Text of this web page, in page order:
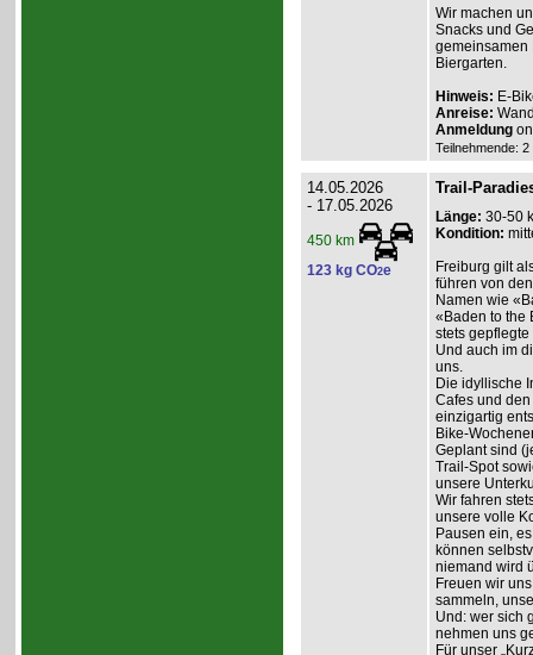
Wir machen
Snacks und
gemeinsamen
Biergarten.
Hinweis: E-
Anreise:
Anmeldung
Teilnehmende:
14.05.2026
- 17.05.2026
450 km
123 kg CO2e
Trail-
Länge: 30-50
Kondition:
Freiburg gilt
führen von
Namen wie
«Baden to the
stets
Und auch im
uns.
Die idyllische
Cafes und
einzigartig
Bike-
Geplant sind
Trail-Spot
unsere
Wir fahren
unsere volle
Pausen ein,
können
niemand wird
Freuen wir
sammeln,
Und: wer sich
nehmen uns
Für unser